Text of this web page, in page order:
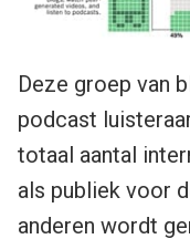
Deze groep van
podcast
totaal aantal
als publiek voor
anderen wordt